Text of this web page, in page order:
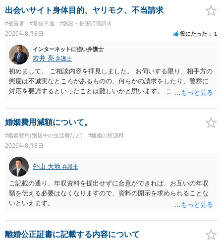
出会いサイト身体目的、ヤリモク、不当請求
#被害者 #音信不通 #訴訟・損害賠償請求
2026年8月8日 役にたった 1
インターネットに強い弁護士
若井 亮 弁護士
初めまして。 ご相談内容を拝見しました。 お伺いする限り、相手方の
態度は不誠実なところがあるものの、何らかの請求をしたり、警察に
対応を要請するといったことは難しいかと思います。 ご参考になれば
婚姻費用減額について。
#婚姻費用(別居中の生活費など) #離婚の慰謝料
2026年8月8日
外山 大地 弁護士
ご記載の通り、年収資料を提出せずに合意ができれば、お互いの年収
額を伝える必要はなくなりますので、資料の開示を求められることな
いといえます。
離婚公正証書に記載する内容について